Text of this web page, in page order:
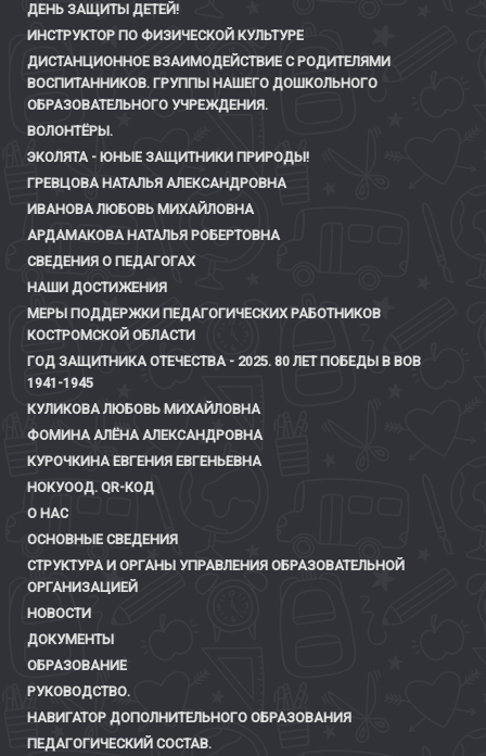
ДЕНЬ ЗАЩИТЫ ДЕТЕЙ!
ИНСТРУКТОР ПО ФИЗИЧЕСКОЙ КУЛЬТУРЕ
ДИСТАНЦИОННОЕ ВЗАИМОДЕЙСТВИЕ С РОДИТЕЛЯМИ
ВОСПИТАННИКОВ. ГРУППЫ НАШЕГО ДОШКОЛЬНОГО
ОБРАЗОВАТЕЛЬНОГО УЧРЕЖДЕНИЯ.
ВОЛОНТЁРЫ.
ЭКОЛЯТА - ЮНЫЕ ЗАЩИТНИКИ ПРИРОДЫ!
ГРЕВЦОВА НАТАЛЬЯ АЛЕКСАНДРОВНА
ИВАНОВА ЛЮБОВЬ МИХАЙЛОВНА
АРДАМАКОВА НАТАЛЬЯ РОБЕРТОВНА
СВЕДЕНИЯ О ПЕДАГОГАХ
НАШИ ДОСТИЖЕНИЯ
МЕРЫ ПОДДЕРЖКИ ПЕДАГОГИЧЕСКИХ РАБОТНИКОВ
КОСТРОМСКОЙ ОБЛАСТИ
ГОД ЗАЩИТНИКА ОТЕЧЕСТВА - 2025. 80 ЛЕТ ПОБЕДЫ В ВОВ
1941-1945
КУЛИКОВА ЛЮБОВЬ МИХАЙЛОВНА
ФОМИНА АЛЁНА АЛЕКСАНДРОВНА
КУРОЧКИНА ЕВГЕНИЯ ЕВГЕНЬЕВНА
НОКУООД. QR-КОД
О НАС
ОСНОВНЫЕ СВЕДЕНИЯ
СТРУКТУРА И ОРГАНЫ УПРАВЛЕНИЯ ОБРАЗОВАТЕЛЬНОЙ
ОРГАНИЗАЦИЕЙ
НОВОСТИ
ДОКУМЕНТЫ
ОБРАЗОВАНИЕ
РУКОВОДСТВО.
НАВИГАТОР ДОПОЛНИТЕЛЬНОГО ОБРАЗОВАНИЯ
ПЕДАГОГИЧЕСКИЙ СОСТАВ.